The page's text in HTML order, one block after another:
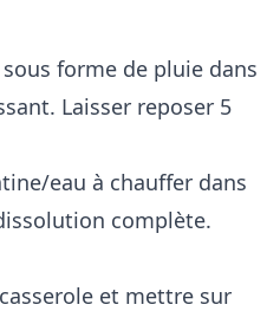
forme de pluie dans
Laisser reposer 5
eau à chauffer dans
complète.
et mettre sur